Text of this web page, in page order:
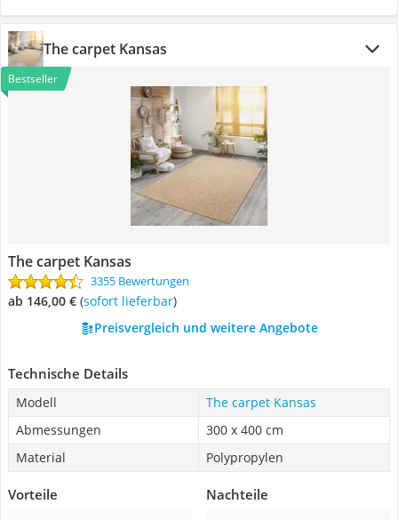
The carpet Kansas
Bestseller
The carpet Kansas
3355 Bewertungen
ab 146,00 € ( Sofort lieferbar)
Preisvergleich und weitere Angebote
Technische Details
Modell
The carpet Kansas
Abmessungen
300 x 400 cm
Material
Polypropylen
Vorteile Nachteile